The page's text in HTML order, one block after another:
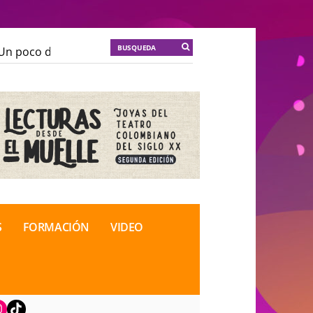
poco de locura para la cordura
Soma
Soma
de Teatro Rosa
FORMACIÓN VIDEO
TikTok